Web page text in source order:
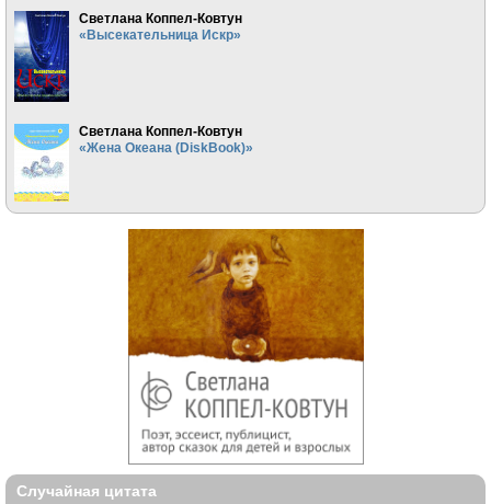
Светлана Коппел-Ковтун
«Высекательница Искр»
Светлана Коппел-Ковтун
«Жена Океана (DiskBook)»
Случайная цитата